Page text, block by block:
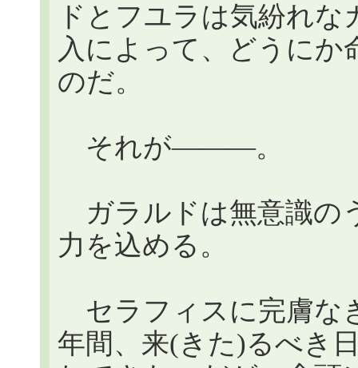
ドとフユラは気紛れ
入によって、どうにか
のだ。
それが―――。
ガラルドは無意識の
力を込める。
セラフィスに完膚な
年間、来(きた)るべき